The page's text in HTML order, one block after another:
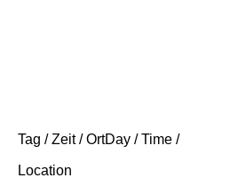
Tag / Zeit / OrtDay / Time /
Location